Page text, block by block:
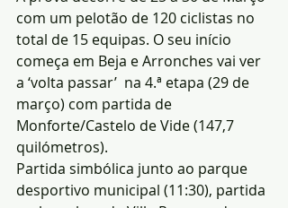
com um pelotão de 120 ciclistas no
total de 15 equipas. O seu início
começa em Beja e Arronches vai ver
a ‘volta passar’  na 4.ª etapa (29 de
março) com partida de
Monforte/Castelo de Vide (147,7
quilómetros).
Partida simbólica junto ao parque
desportivo municipal (11:30), partida